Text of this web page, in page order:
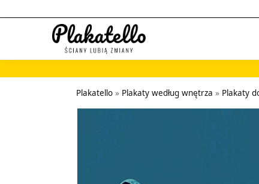
Szukaj...
Plakatello » Plakaty według wnętrza » Plakaty